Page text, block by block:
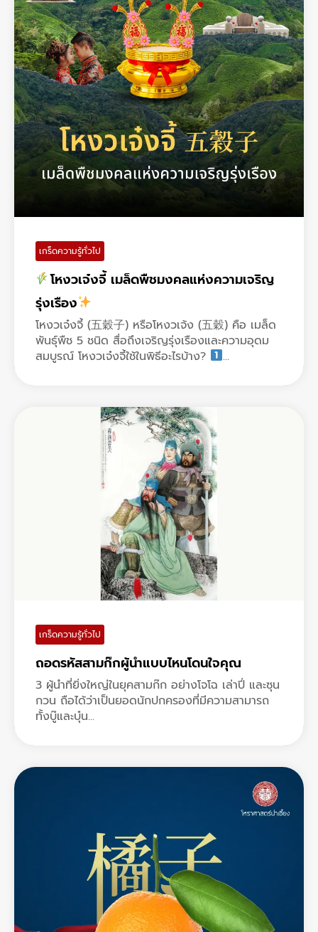
เกร็ดความรู้ทั่วไป
โหงวเจ๋งจี้ เมล็ดพืชมงคลแห่งความเจริญ
รุ่งเรือง
โหงวเจ๋งจี้ (五穀子) หรือโหงวเจ้ง (五穀) คือ เมล็ด
พันธุ์พืช 5 ชนิด สื่อถึงเจริญรุ่งเรืองและความอุดม
สมบูรณ์ โหงวเจ๋งจี้ใช้ในพิธีอะไรบ้าง?
...
เกร็ดความรู้ทั่วไป
ถอดรหัสสามก๊กผู้นำแบบไหนโดนใจคุณ
3 ผู้นำที่ยิ่งใหญ่ในยุคสามก๊ก อย่างโจโฉ เล่าปี่ และซุน
กวน ถือได้ว่าเป็นยอดนักปกครองที่มีความสามารถ
ทั้งบู๊และบุ๋น...